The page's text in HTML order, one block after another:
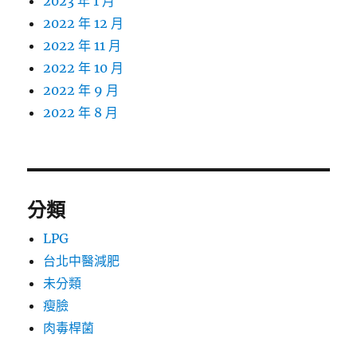
2022 年 12 月
2022 年 11 月
2022 年 10 月
2022 年 9 月
2022 年 8 月
分類
LPG
台北中醫減肥
未分類
瘦臉
肉毒桿菌